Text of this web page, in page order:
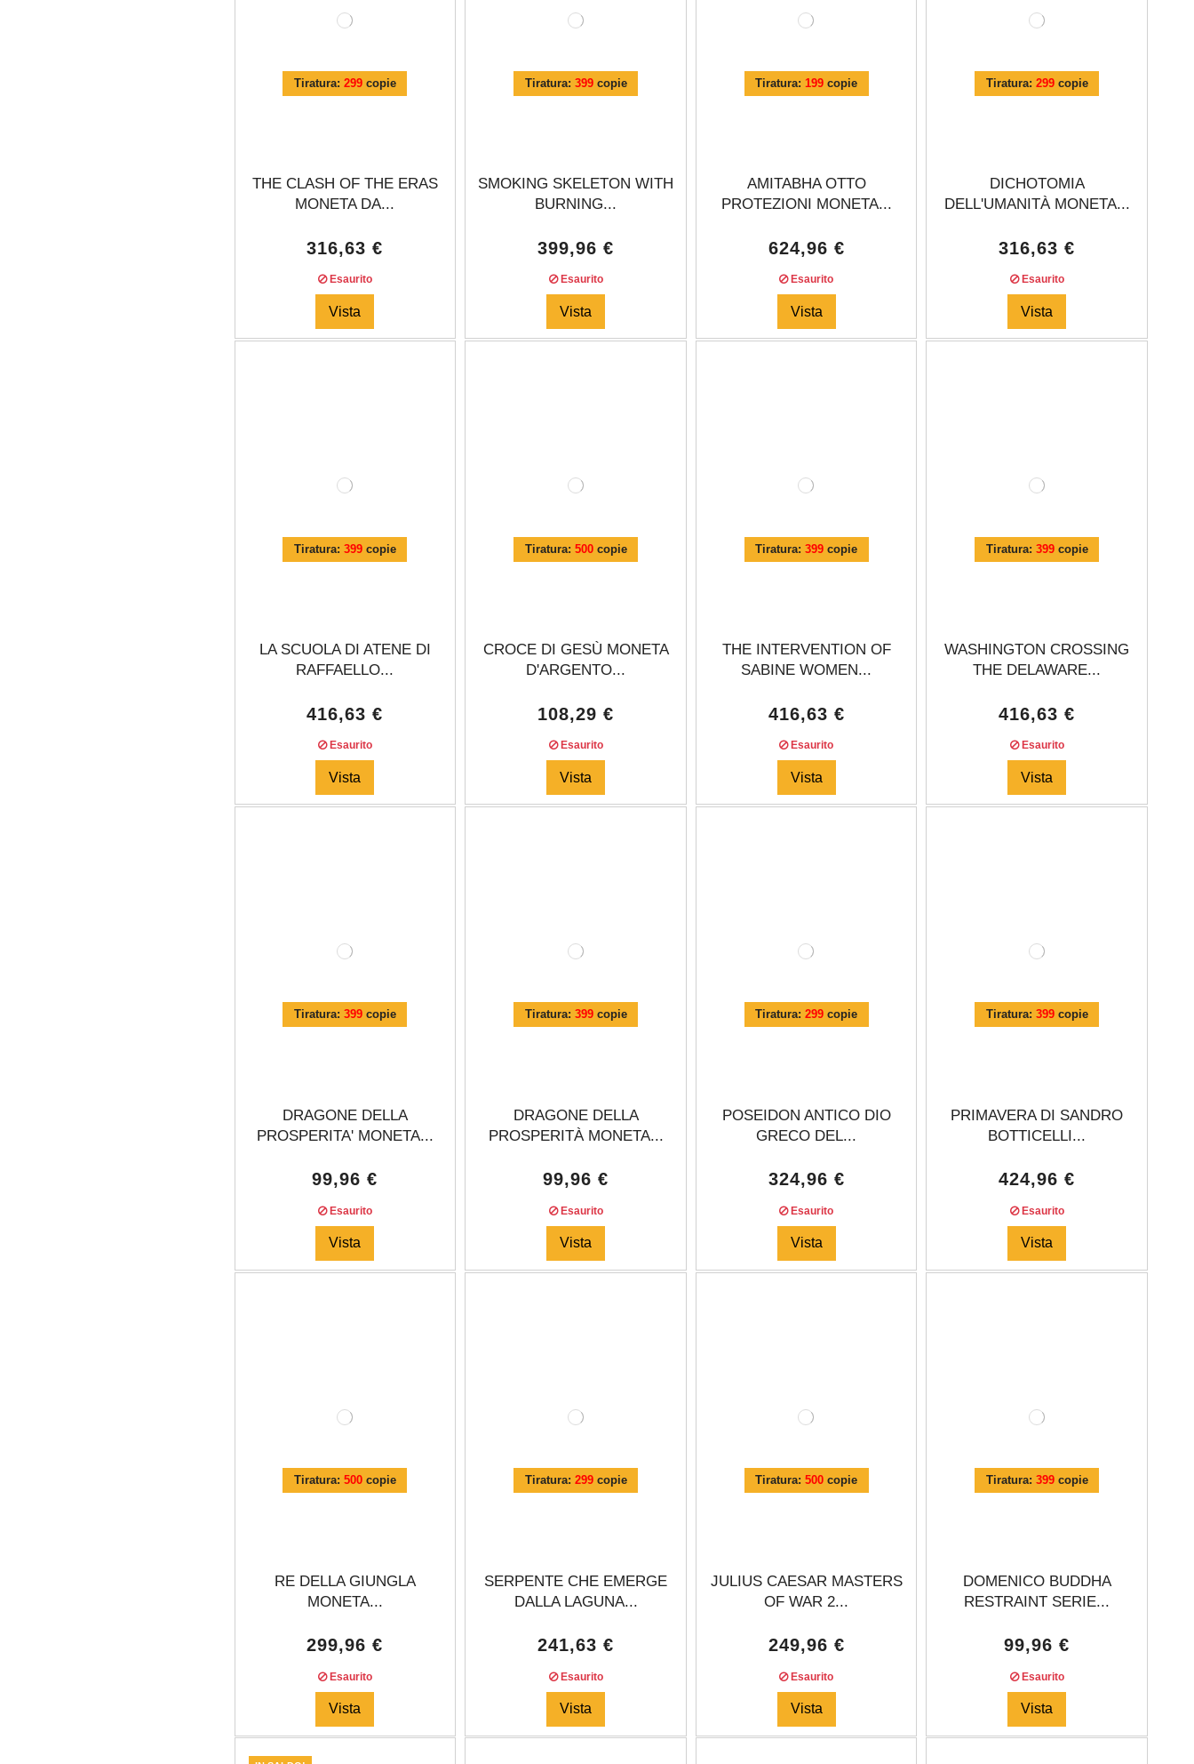
Tiratura: 299copie
THE CLASH OF THE ERAS
MONETA DA...
316,63 €
Esaurito
Vista
Tiratura: 399copie
SMOKING SKELETON WITH
BURNING...
399,96 €
Esaurito
Vista
Tiratura: 199 copie
AMITABHA OTTO
PROTEZIONI MONETA...
624,96 €
Esaurito
Vista
Tiratura: 299copie
DICHOTOMIA
DELL'UMANITÀ MONETA...
316,63 €
Esaurito
Vista
Tiratura: 399copie
LA SCUOLA DI ATENE DI
RAFFAELLO...
416,63 €
Esaurito
Vista
Tiratura: 500copie
CROCE DI GESÙ MONETA
D'ARGENTO...
108,29 €
Esaurito
Vista
Tiratura:399 copie
THE INTERVENTION OF
SABINE WOMEN...
416,63 €
Esaurito
Vista
Tiratura: 399copie
WASHINGTON CROSSING
THE DELAWARE...
416,63 €
Esaurito
Vista
Tiratura: 399copie
DRAGONE DELLA
PROSPERITA' MONETA...
99,96 €
Esaurito
Vista
Tiratura: 399copie
DRAGONE DELLA
PROSPERITÀ MONETA...
99,96 €
Esaurito
Vista
Tiratura:299 copie
POSEIDON ANTICO DIO
GRECO DEL...
324,96 €
Esaurito
Vista
Tiratura: 399copie
PRIMAVERA DI SANDRO
BOTTICELLI...
424,96 €
Esaurito
Vista
Tiratura: 500copie
RE DELLA GIUNGLA
MONETA...
299,96 €
Esaurito
Vista
Tiratura: 299copie
SERPENTE CHE EMERGE
DALLA LAGUNA...
241,63 €
Esaurito
Vista
Tiratura:500 copie
JULIUS CAESAR MASTERS
OF WAR 2...
249,96 €
Esaurito
Vista
Tiratura: 399copie
DOMENICO BUDDHA
RESTRAINT SERIE...
99,96 €
Esaurito
Vista